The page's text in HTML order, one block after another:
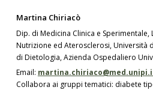
Martina Chiriacò
Dip. di Medicina Clinica e
Nutrizione ed Aterosclerosi, Università
di Dietologia, Azienda Ospedaliero
Email:
Collabora ai gruppi tematici: diabete